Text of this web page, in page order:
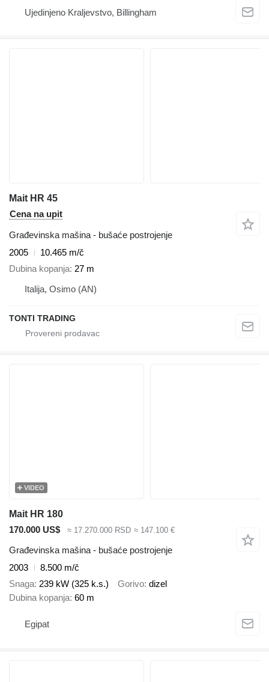
Ujedinjeno Kraljevstvo, Billingham
Mait HR 45
Cena na upit
Građevinska mašina - bušaće postrojenje
2005
10.465 m/č
Dubina kopanja 27 m
Italija, Osimo (AN)
TONTI TRADING
VIDEO
Mait HR 180
170.000 US$
≈ 17.270.000 RSD ≈ 147.100 €
Građevinska mašina - bušaće postrojenje
2003
8.500 m/č
Snaga 239 kW (325 k.s.) Gorivo dizel
Dubina kopanja 60 m
Egipat